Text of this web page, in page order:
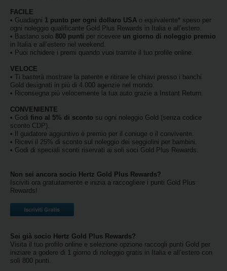
Auto
Noleggio
Furgoni
Noleggio
Business
Flotta
Usato
Prodotti
/
Partner
Service
Loyalty
FACILE
• Guadagni 1 punto per ogni dollaro USA o equivalente* speso per
ogni noleggio qualificante Gold Plus Rewards in Italia e all’estero.
• Bastano solo 800 punti per ricevere un giorno di noleggio premio
in Italia e all’estero nel weekend.
• Puoi richidere i premi quando vuoi tramite il tuo profile online.
VELOCE
• Ti basterà mostrare la patente e ritirare le chiavi presso i banchi
Gold designati in più di 4.000 agenzie nel mondo.
• Riconsegna più velocemente la tua auto grazie a Instant Return.
CONVENIENTE
• Godi fino al 5% di sconto su ogni noleggio Gold (senza codice
sconto CDP).
• Il guidatore aggiuntivo è premio per il coniuge o il convivente.
• Ricevi il 25% di sconto sul noleggio dei seggiolini per bambini.
• Godi di speciali sconti riservati ai soli soci Gold Plus Rewards.
Non sei ancora socio Hertz Gold Plus Rewards?
Isciviti ora gratuitamente e inizia a raccogliere i punti Gold Plus
Rewards!
Sei già socio Hertz Gold Plus Rewards?
Visita il tuo profilo online e selezione opzione raccogli punti Gold per
iniziare a godere di 1 giorno di noleggio gratis in Italia e all’estero con
soli 800 punti.